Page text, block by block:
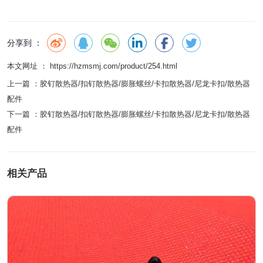
分享到 ：
本文网址 ： https://hzmsmj.com/product/254.html
上一篇 ： 胶钉散热器/扣钉散热器/膨胀螺丝/卡扣散热器/尼龙卡扣/散热器
配件
下一篇 ： 胶钉散热器/扣钉散热器/膨胀螺丝/卡扣散热器/尼龙卡扣/散热器
配件
相关产品